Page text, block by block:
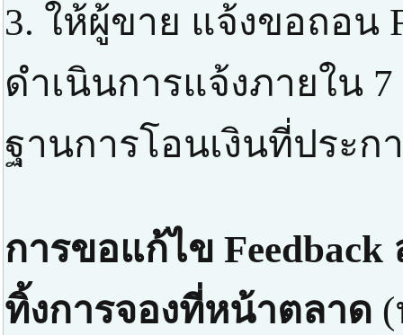
3. ให้ผู้ขาย แจ้งขอถอน
ดำเนินการแจ้งภายใน
ฐานการโอนเงินที่ประก
การขอแก้ไข Feedback
ทิ้งการจองที่หน้าตลาด